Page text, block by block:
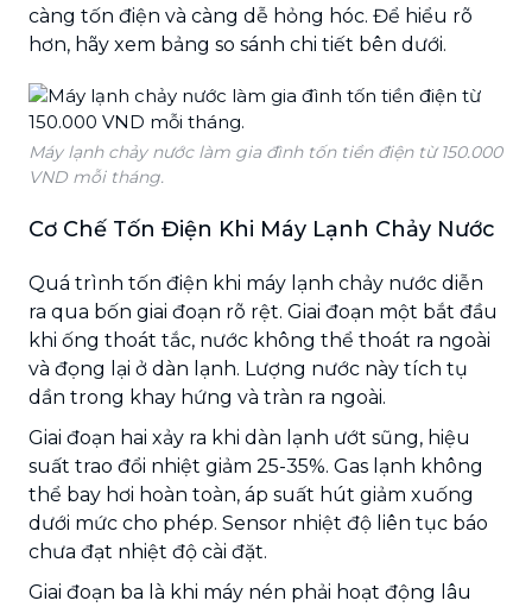
càng tốn điện và càng dễ hỏng hóc. Để hiểu rõ
hơn, hãy xem bảng so sánh chi tiết bên dưới.
Máy lạnh chảy nước làm gia đình tốn tiền điện từ 150.000
VND mỗi tháng.
Cơ Chế Tốn Điện Khi Máy Lạnh Chảy Nước
Quá trình tốn điện khi máy lạnh chảy nước diễn
ra qua bốn giai đoạn rõ rệt. Giai đoạn một bắt đầu
khi ống thoát tắc, nước không thể thoát ra ngoài
và đọng lại ở dàn lạnh. Lượng nước này tích tụ
dần trong khay hứng và tràn ra ngoài.
Giai đoạn hai xảy ra khi dàn lạnh ướt sũng, hiệu
suất trao đổi nhiệt giảm 25-35%. Gas lạnh không
thể bay hơi hoàn toàn, áp suất hút giảm xuống
dưới mức cho phép. Sensor nhiệt độ liên tục báo
chưa đạt nhiệt độ cài đặt.
Giai đoạn ba là khi máy nén phải hoạt động lâu